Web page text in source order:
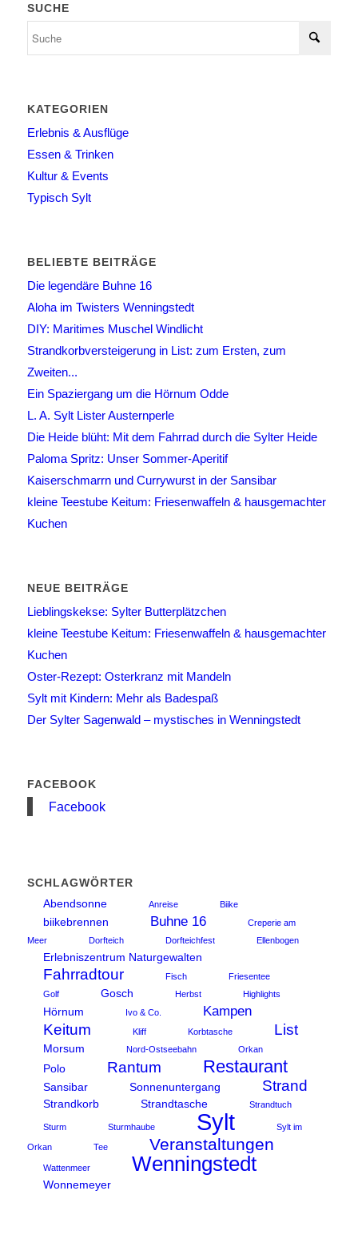
SUCHE
KATEGORIEN
Erlebnis & Ausflüge
Essen & Trinken
Kultur & Events
Typisch Sylt
BELIEBTE BEITRÄGE
Die legendäre Buhne 16
Aloha im Twisters Wenningstedt
DIY: Maritimes Muschel Windlicht
Strandkorbversteigerung in List: zum Ersten, zum
Zweiten...
Ein Spaziergang um die Hörnum Odde
L. A. Sylt Lister Austernperle
Die Heide blüht: Mit dem Fahrrad durch die Sylter Heide
Paloma Spritz: Unser Sommer-Aperitif
Kaiserschmarrn und Currywurst in der Sansibar
kleine Teestube Keitum: Friesenwaffeln & hausgemachter
Kuchen
NEUE BEITRÄGE
Lieblingskekse: Sylter Butterplätzchen
kleine Teestube Keitum: Friesenwaffeln & hausgemachter
Kuchen
Oster-Rezept: Osterkranz mit Mandeln
Sylt mit Kindern: Mehr als Badespaß
Der Sylter Sagenwald – mystisches in Wenningstedt
FACEBOOK
Facebook
SCHLAGWÖRTER
Abendsonne
Anreise Biike
biikebrennen Buhne 16
Creperie am
Meer
Dorfteich Dorfteichfest Ellenbogen
Erlebniszentrum Naturgewalten
Fahrradtour Fisch
Friesentee
Golf
Gosch Herbst Highlights
Hörnum Ivo & Co. Kampen
Keitum Kliff Korbtasche List
Morsum Nord-Ostseebahn Orkan
Polo Rantum Restaurant
Sansibar Sonnenuntergang Strand
Strandkorb Strandtasche Strandtuch
Sturm Sturmhaube Sylt Sylt im
Orkan Tee Veranstaltungen
Wattenmeer Wenningstedt
Wonnemeyer